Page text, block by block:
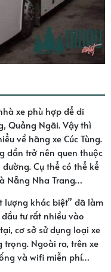
xe phù hợp để di
Quảng Ngãi. Vậy thì
về hãng xe Cúc Tùng.
dần trở nên quen thuộc
Cụ thể có thể kể
Nẵng Nha Trang…
lượng khác biệt” đã làm
tư rất nhiều vào
cơ sở sử dụng loại xe
Ngoài ra, trên xe
và wifi miễn phí…